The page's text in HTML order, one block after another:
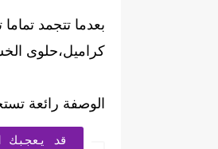
بعدما تتجمد
كراميل،حلوى
الوصفة رائعة
قد يعجبك